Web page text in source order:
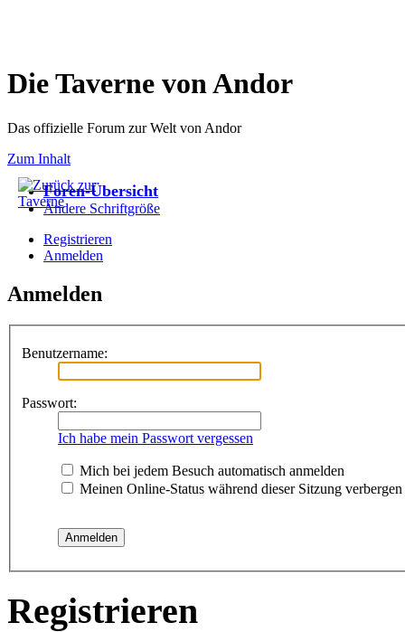
Die Taverne von Andor
Das offizielle Forum zur Welt von Andor
Zum Inhalt
Foren-Übersicht
Ändere Schriftgröße
Registrieren
Anmelden
Anmelden
Benutzername:
Passwort:
Ich habe mein Passwort vergessen
Mich bei jedem Besuch automatisch anmelden
Meinen Online-Status während dieser Sitzung verbergen
Registrieren